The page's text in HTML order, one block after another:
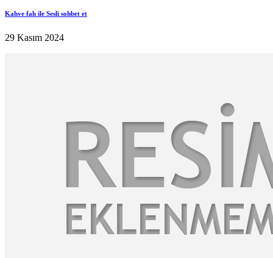
Kahve falı ile Sesli sohbet et
29 Kasım 2024